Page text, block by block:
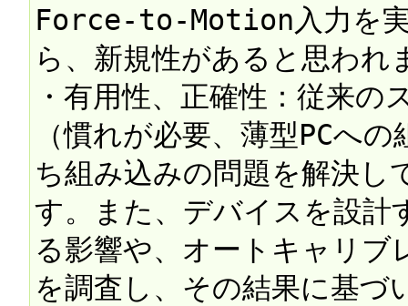
Force-to-Motion入力を実
ら、新規性があると思われ
・有用性、正確性：従来
（慣れが必要、薄型PCへ
ち組み込みの問題を解決し
す。また、デバイスを設計
る影響や、オートキャリブ
を調査し、その結果に基づ